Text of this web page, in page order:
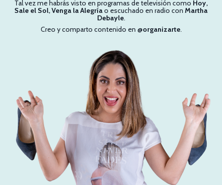
Tal vez me habrás visto en programas de televisión como Hoy,
Sale el Sol, Venga la Alegríao escuchado en radio con Martha
Debayle.
Creo y comparto contenido en @organizarte.